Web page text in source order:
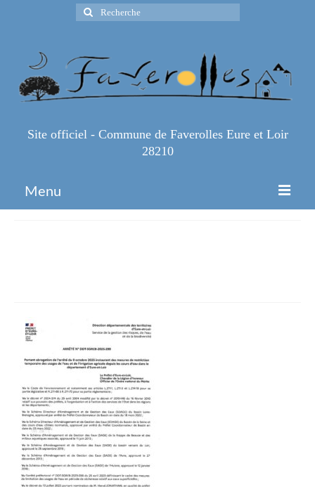
Rechercher
:
Site officiel - Commune de Faverolles Eure et Loir
28210
Menu
Contact et horaires
Mon village
Mes démarches
Faverolles dans la presse
Faverolles Infos – Format
numérique